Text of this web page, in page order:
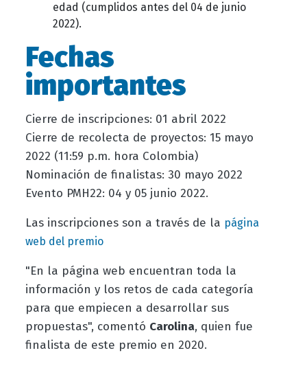
edad (cumplidos antes del 04 de junio
2022).
Fechas
importantes
Cierre de inscripciones: 01 abril 2022
Cierre de recolecta de proyectos: 15 mayo
2022 (11:59 p.m. hora Colombia)
Nominación de finalistas: 30 mayo 2022
Evento PMH22: 04 y 05 junio 2022.
Las inscripciones son a través de la página
web del premio
"En la página web encuentran toda la
información y los retos de cada categoría
para que empiecen a desarrollar sus
propuestas", comentó Carolina, quien fue
finalista de este premio en 2020.